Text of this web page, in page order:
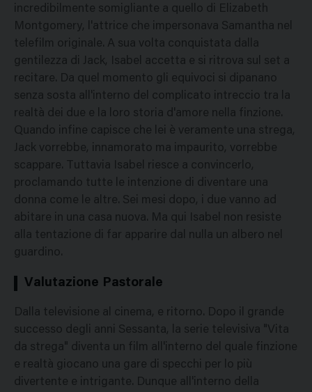
incredibilmente somigliante a quello di Elizabeth
Montgomery, l'attrice che impersonava Samantha nel
telefilm originale. A sua volta conquistata dalla
gentilezza di Jack, Isabel accetta e si ritrova sul set a
recitare. Da quel momento gli equivoci si dipanano
senza sosta all'interno del complicato intreccio tra la
realtà dei due e la loro storia d'amore nella finzione.
Quando infine capisce che lei è veramente una strega,
Jack vorrebbe, innamorato ma impaurito, vorrebbe
scappare. Tuttavia Isabel riesce a convincerlo,
proclamando tutte le intenzione di diventare una
donna come le altre. Sei mesi dopo, i due vanno ad
abitare in una casa nuova. Ma qui Isabel non resiste
alla tentazione di far apparire dal nulla un albero nel
guardino.
Valutazione Pastorale
Dalla televisione al cinema, e ritorno. Dopo il grande
successo degli anni Sessanta, la serie televisiva "Vita
da strega" diventa un film all'interno del quale finzione
e realtà giocano una gare di specchi per lo più
divertente e intrigante. Dunque all'interno della